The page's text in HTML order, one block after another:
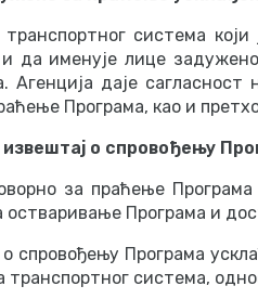
система
да именује лице
Агенција даје
Програма, као и
о спровођењу
за праћење
остваривање Програма и
спровођењу Програма
транспортног система,